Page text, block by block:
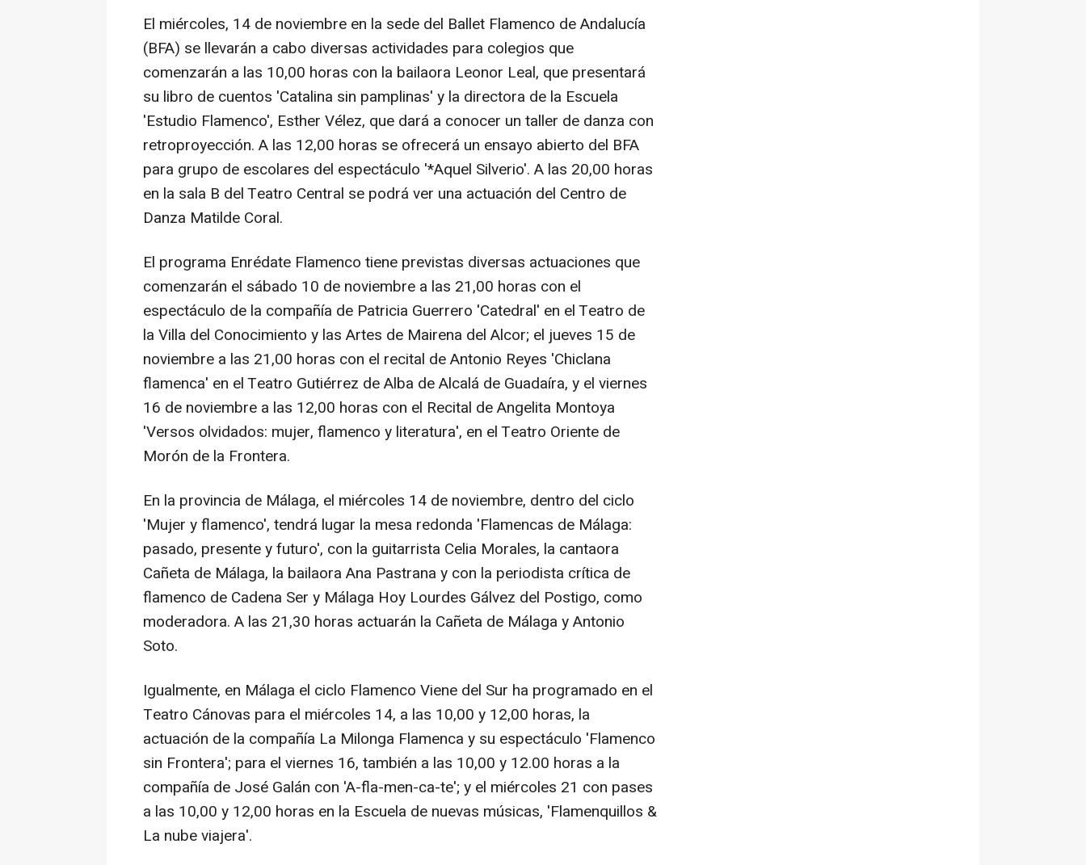
El miércoles, 14 de noviembre en la sede del Ballet Flamenco de Andalucía
(BFA) se llevarán a cabo diversas actividades para colegios que
comenzarán a las 10,00 horas con la bailaora Leonor Leal, que presentará
su libro de cuentos 'Catalina sin pamplinas' y la directora de la Escuela
'Estudio Flamenco', Esther Vélez, que dará a conocer un taller de danza con
retroproyección. A las 12,00 horas se ofrecerá un ensayo abierto del BFA
para grupo de escolares del espectáculo '*Aquel Silverio'. A las 20,00 horas
en la sala B del Teatro Central se podrá ver una actuación del Centro de
Danza Matilde Coral.
El programa Enrédate Flamenco tiene previstas diversas actuaciones que
comenzarán el sábado 10 de noviembre a las 21,00 horas con el
espectáculo de la compañía de Patricia Guerrero 'Catedral' en el Teatro de
la Villa del Conocimiento y las Artes de Mairena del Alcor; el jueves 15 de
noviembre a las 21,00 horas con el recital de Antonio Reyes 'Chiclana
flamenca' en el Teatro Gutiérrez de Alba de Alcalá de Guadaíra, y el viernes
16 de noviembre a las 12,00 horas con el Recital de Angelita Montoya
'Versos olvidados: mujer, flamenco y literatura', en el Teatro Oriente de
Morón de la Frontera.
En la provincia de Málaga, el miércoles 14 de noviembre, dentro del ciclo
'Mujer y flamenco', tendrá lugar la mesa redonda 'Flamencas de Málaga:
pasado, presente y futuro', con la guitarrista Celia Morales, la cantaora
Cañeta de Málaga, la bailaora Ana Pastrana y con la periodista crítica de
flamenco de Cadena Ser y Málaga Hoy Lourdes Gálvez del Postigo, como
moderadora. A las 21,30 horas actuarán la Cañeta de Málaga y Antonio
Soto.
Igualmente, en Málaga el ciclo Flamenco Viene del Sur ha programado en el
Teatro Cánovas para el miércoles 14, a las 10,00 y 12,00 horas, la
actuación de la compañía La Milonga Flamenca y su espectáculo 'Flamenco
sin Frontera'; para el viernes 16, también a las 10,00 y 12.00 horas a la
compañía de José Galán con 'A-fla-men-ca-te'; y el miércoles 21 con pases
a las 10,00 y 12,00 horas en la Escuela de nuevas músicas, 'Flamenquillos &
La nube viajera'.